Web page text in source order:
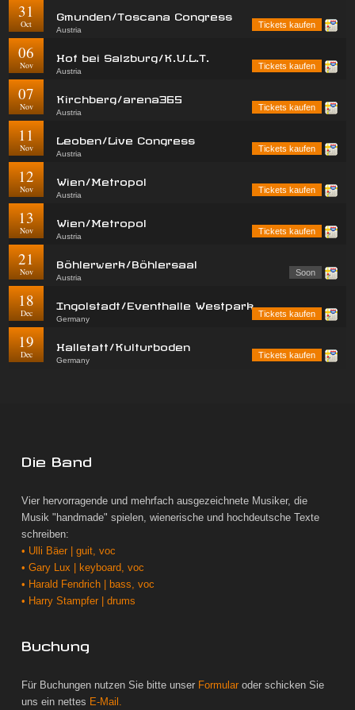
31
Oct
Gmunden/Toscana Congress
Austria
Tickets kaufen
06
Nov
Hof bei Salzburg/K.U.L.T.
Austria
Tickets kaufen
07
Nov
Kirchberg/arena365
Austria
Tickets kaufen
11
Nov
Leoben/Live Congress
Austria
Tickets kaufen
12
Nov
Wien/Metropol
Austria
Tickets kaufen
13
Nov
Wien/Metropol
Austria
Tickets kaufen
21
Nov
Böhlerwerk/Böhlersaal
Austria
Soon
18
Dec
Ingolstadt/Eventhalle Westpark
Germany
Tickets kaufen
19
Dec
Hallstatt/Kulturboden
Germany
Tickets kaufen
Die Band
Vier hervorragende und mehrfach ausgezeichnete Musiker, die
Musik "handmade" spielen, wienerische und hochdeutsche Texte
schreiben:
• Ulli Bäer | guit, voc
• Gary Lux | keyboard, voc
• Harald Fendrich | bass, voc
• Harry Stampfer | drums
Buchung
Für Buchungen nutzen Sie bitte unser Formular oder schicken Sie
uns ein nettes E-Mail.